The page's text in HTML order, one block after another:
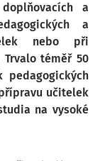
a
a
nebo při
téměř 50
učitelek
na vysoké